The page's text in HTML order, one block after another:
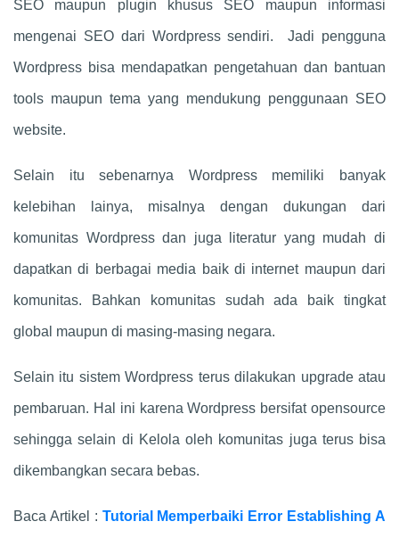
SEO maupun plugin khusus SEO maupun informasi
mengenai SEO dari Wordpress sendiri. Jadi pengguna
Wordpress bisa mendapatkan pengetahuan dan bantuan
tools maupun tema yang mendukung penggunaan SEO
website.
Selain itu sebenarnya Wordpress memiliki banyak
kelebihan lainya, misalnya dengan dukungan dari
komunitas Wordpress dan juga literatur yang mudah di
dapatkan di berbagai media baik di internet maupun dari
komunitas. Bahkan komunitas sudah ada baik tingkat
global maupun di masing-masing negara.
Selain itu sistem Wordpress terus dilakukan upgrade atau
pembaruan. Hal ini karena Wordpress bersifat opensource
sehingga selain di Kelola oleh komunitas juga terus bisa
dikembangkan secara bebas.
Baca Artikel : Tutorial Memperbaiki Error Establishing A